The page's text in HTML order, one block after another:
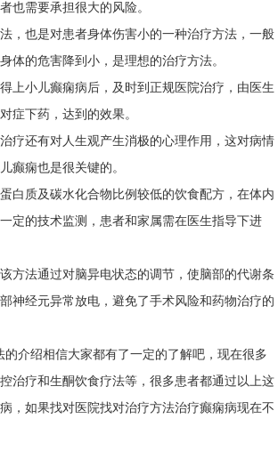
也需要承担很大的风险。
，也是对患者身体伤害小的一种治疗方法，一般
体的危害降到小，是理想的治疗方法。
上小儿癫痫病后，及时到正规医院治疗，由医生
症下药，达到的效果。
疗还有对人生观产生消极的心理作用，这对病情
癫痫也是很关键的。
白质及碳水化合物比例较低的饮食配方，在体内
定的技术监测，患者和家属需在医生指导下进
方法通过对脑异电状态的调节，使脑部的代谢条
神经元异常放电，避免了手术风险和药物治疗的
介绍相信大家都有了一定的了解吧，现在很多
治疗和生酮饮食疗法等，很多患者都通过以上这
，如果找对医院找对治疗方法治疗癫痫病现在不